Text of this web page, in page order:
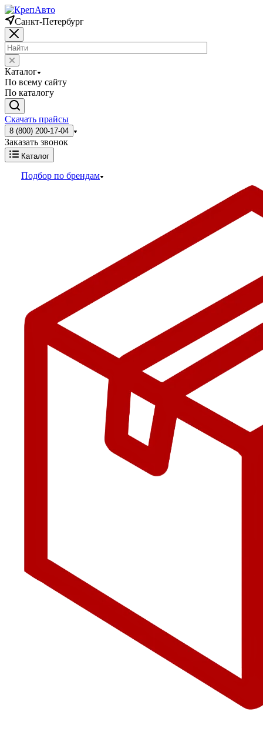
Санкт-Петербург
Каталог
По всему сайту
По каталогу
Скачать прайсы
8 (800) 200-17-04
Заказать звонок
Каталог
Подбор по брендам